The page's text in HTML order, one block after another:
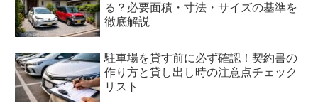
る？必要面積・寸法・サイズの基準を
徹底解説
駐車場を貸す前に必ず確認！契約書の
作り方と貸し出し時の注意点チェック
リスト